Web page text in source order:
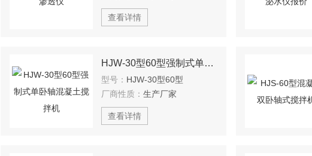
查看详情
HJW-30型60型强制式单卧轴混凝土搅拌机
型号： HJW-30型60型
厂商性质： 生产厂家
查看详情